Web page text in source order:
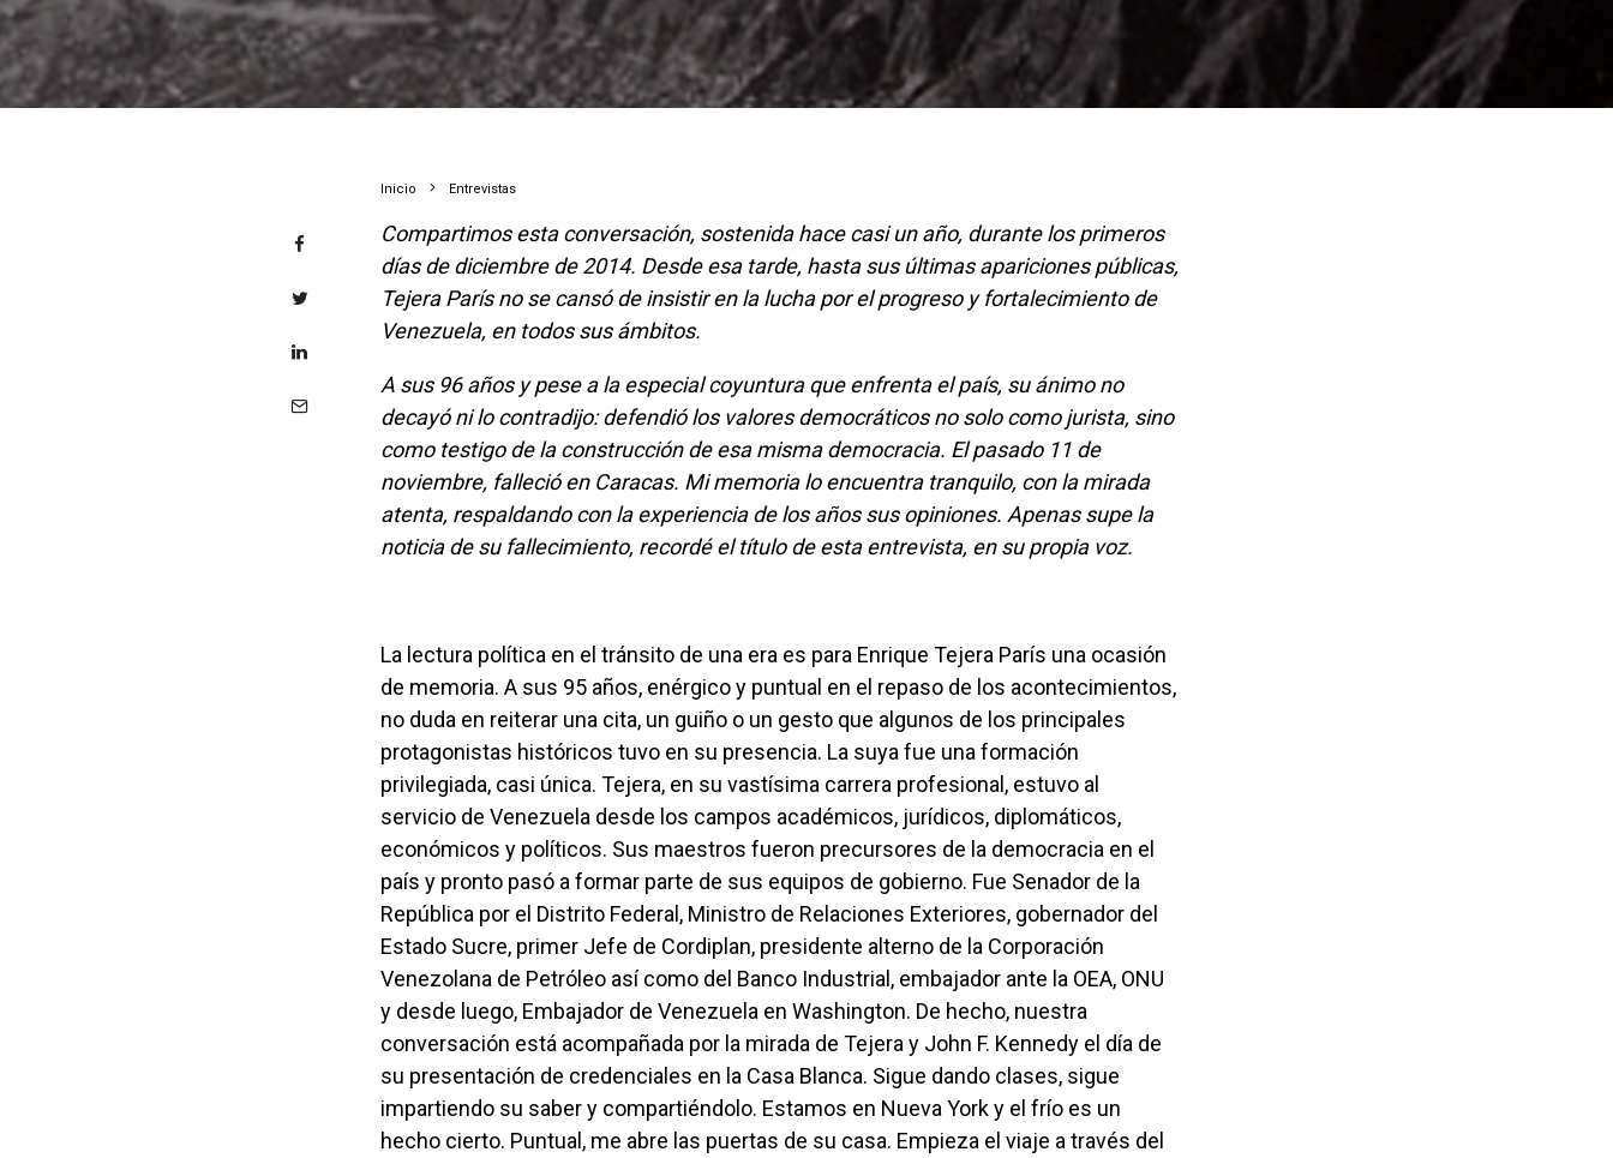
Inicio Entrevistas
Compartimos esta conversación, sostenida hace casi un año, durante los primeros
días de diciembre de 2014. Desde esa tarde, hasta sus últimas apariciones públicas,
Tejera París no se cansó de insistir en la lucha por el progreso y fortalecimiento de
Venezuela, en todos sus ámbitos.
A sus 96 años y pese a la especial coyuntura que enfrenta el país, su ánimo no
decayó ni lo contradijo: defendió los valores democráticos no solo como jurista, sino
como testigo de la construcción de esa misma democracia. El pasado 11 de
noviembre, falleció en Caracas. Mi memoria lo encuentra tranquilo, con la mirada
atenta, respaldando con la experiencia de los años sus opiniones. Apenas supe la
noticia de su fallecimiento, recordé el título de esta entrevista, en su propia voz.
La lectura política en el tránsito de una era es para Enrique Tejera París una ocasión
de memoria. A sus 95 años, enérgico y puntual en el repaso de los acontecimientos,
no duda en reiterar una cita, un guiño o un gesto que algunos de los principales
protagonistas históricos tuvo en su presencia. La suya fue una formación
privilegiada, casi única. Tejera, en su vastísima carrera profesional, estuvo al
servicio de Venezuela desde los campos académicos, jurídicos, diplomáticos,
económicos y políticos. Sus maestros fueron precursores de la democracia en el
país y pronto pasó a formar parte de sus equipos de gobierno. Fue Senador de la
República por el Distrito Federal, Ministro de Relaciones Exteriores, gobernador del
Estado Sucre, primer Jefe de Cordiplan, presidente alterno de la Corporación
Venezolana de Petróleo así como del Banco Industrial, embajador ante la OEA, ONU
y desde luego, Embajador de Venezuela en Washington. De hecho, nuestra
conversación está acompañada por la mirada de Tejera y John F. Kennedy el día de
su presentación de credenciales en la Casa Blanca. Sigue dando clases, sigue
impartiendo su saber y compartiéndolo. Estamos en Nueva York y el frío es un
hecho cierto. Puntual, me abre las puertas de su casa. Empieza el viaje a través del